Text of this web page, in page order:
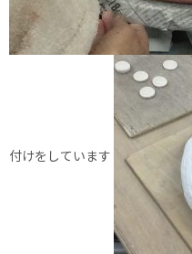
付けをしています